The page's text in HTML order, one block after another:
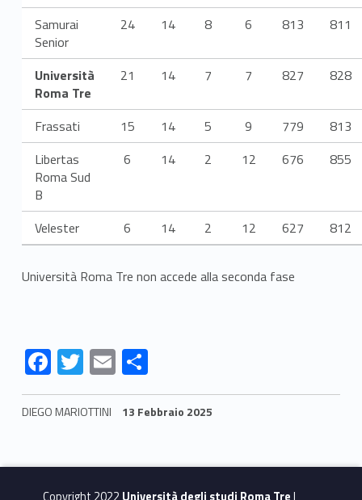
Samurai
Senior
24 14 8 6 813 811
Università
Roma Tre
21 14 7 7 827 828
Frassati 15 14 5 9 779
813
Libertas
Roma Sud
B
6 14 2 12 676 855
Velester 6 14 2 12 627 812
Università Roma Tre non accede alla seconda fase
F
ac
e
o
o
T
w
itt
E
m
ai
S
h
ar
DIEGO MARIOTTINI 13 Febbraio 2025